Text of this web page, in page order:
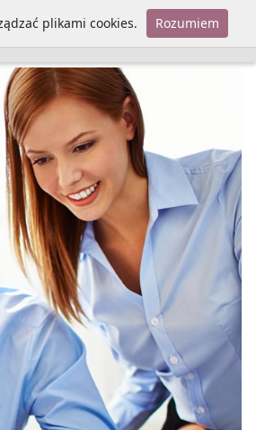
plikami cookies. Rozumiem